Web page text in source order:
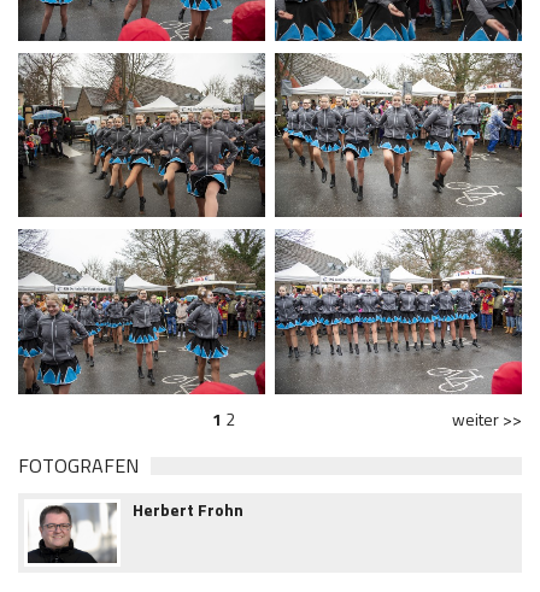
1 2 weiter >>
FOTOGRAFEN
Herbert Frohn